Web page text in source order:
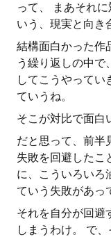
って、 まあそれ
いう、現実と向き
結構面白かった作
う繰り返しの中
してこうやってい
ていうね。
そこが対比で面白
だと思って、前半
失敗を回避したこ
に、こういろいろ
ていう失敗があっ
それを自分が回避
しまうわけ。 で